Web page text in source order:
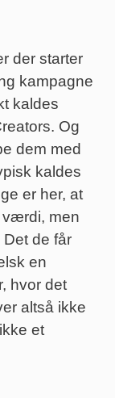
der starter
kampagne
kaldes
Og
dem med
kaldes
er her, at
værdi, men
de får
en
hvor det
altså ikke
et